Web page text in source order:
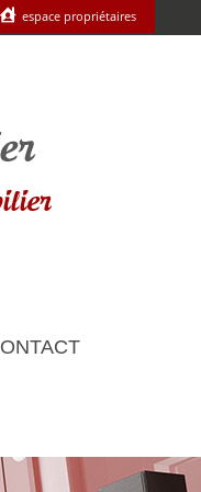
espace propriétaires
CONTACT